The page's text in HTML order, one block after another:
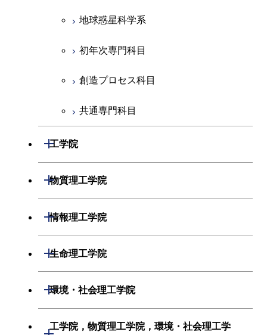
地球惑星科学系
初年次専門科目
創造プロセス科目
共通専門科目
工学院
開閉
機械系
電気電子系
経営工学系
初年次専門科目
物質理工学院
開閉
材料系
初年次専門科目
情報理工学院
開閉
数理・計算科学系
初年次専門科目
生命理工学院
開閉
生命理工学系
環境・社会理工学院
開閉
建築学系
工学院，物質理工学院，環境・社会理工学
開閉